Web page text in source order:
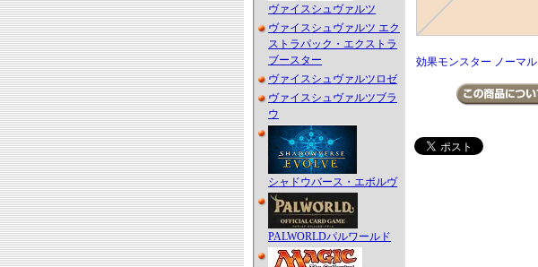
ヴァイスシュヴァルツ
ヴァイスシュヴァルツ エク
ストラパック・エクストラ
ブースター
ヴァイスシュヴァルツロゼ
ヴァイスシュヴァルツブラ
ウ
シャドウバース・エボルヴ
PALWORLDパルワールド
効果モンスター ノーマル